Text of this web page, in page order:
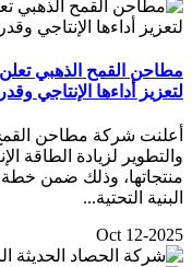
لتعزيز أداءها الإنتاجي
أعلنت شركة مطاحن القمح
والتطوير لزيادة الطاقة
منتجاتها، وذلك ضمن خطة
البنية التحتية...
Oct 12-2025